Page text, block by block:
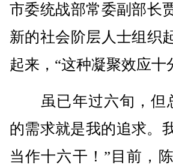
市委统战部常委副部长
新的社会阶层人士组织
起来，“这种凝聚效应十
虽已年过六旬，但
的需求就是我的追求。
当作十六干！”目前，